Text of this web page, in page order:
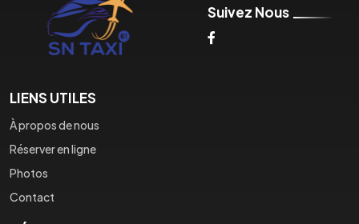
Suivez Nous
LIENS UTILES
À propos de nous
Réserver en ligne
Photos
Contact